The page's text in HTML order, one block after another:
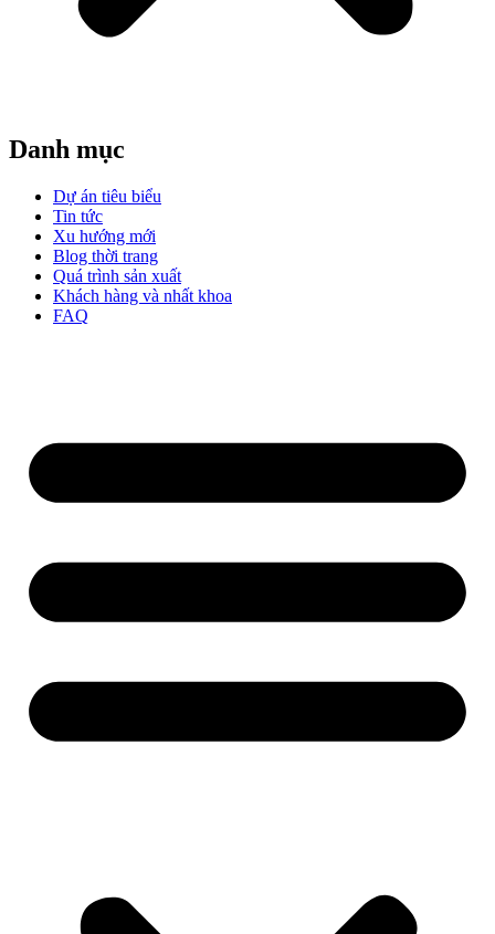
Danh mục
Dự án tiêu biểu
Tin tức
Xu hướng mới
Blog thời trang
Quá trình sản xuất
Khách hàng và nhất khoa
FAQ